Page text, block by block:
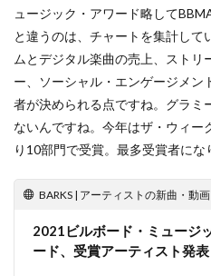
ュージック・アワード略して
と違うのは、チャートを集計し
ムとデジタル楽曲の売上、スト
ー、ソーシャル・エンゲージメン
者が決められる点ですね。グラミ
ないんですね。今年はザ・ウィ
り10部門で受賞。最多受賞者にな
BARKS | アーティストの新曲・動画・ライブ・
2021ビルボード・ミュージ
ード、受賞アーティスト発表